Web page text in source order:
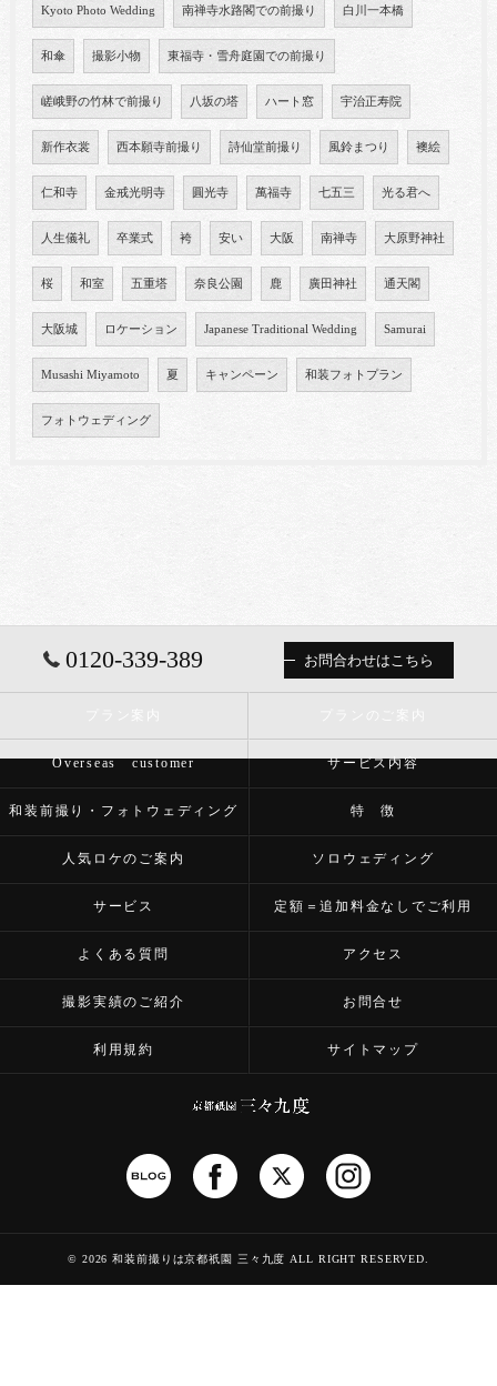
Kyoto Photo Wedding 南禅寺水路閣での前撮り 白川一本橋
和傘 撮影小物 東福寺・雪舟庭園での前撮り
嵯峨野の竹林で前撮り 八坂の塔 ハート窓 宇治正寿院
新作衣裳 西本願寺前撮り 詩仙堂前撮り 風鈴まつり 襖絵
仁和寺 金戒光明寺 圓光寺 萬福寺 七五三 光る君へ
人生儀礼 卒業式 袴 安い 大阪 南禅寺 大原野神社
桜 和室 五重塔 奈良公園 鹿 廣田神社 通天閣
大阪城 ロケーション Japanese Traditional Wedding Samurai
Musashi Miyamoto 夏 キャンペーン 和装フォトプラン
フォトウェディング
0120-339-389 お問合わせはこちら
Overseas customer サービス内容
和装前撮り・フォトウェディング 特 徴
人気ロケのご案内 ソロウェディング
サービス 定額＝追加料金なしでご利用
よくある質問 アクセス
撮影実績のご紹介 お問合せ
利用規約 サイトマップ
© 2026 和装前撮りは京都祇園 三々九度 ALL RIGHT RESERVED.